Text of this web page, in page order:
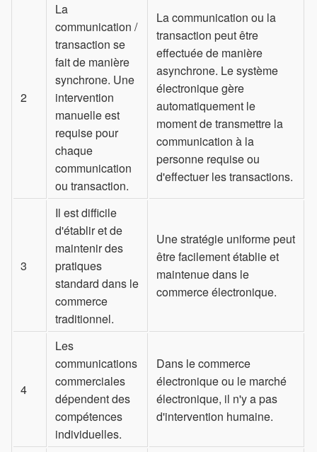
2
La
communication /
transaction se
fait de manière
synchrone. Une
intervention
manuelle est
requise pour
chaque
communication
ou transaction.
La communication ou la
transaction peut être
effectuée de manière
asynchrone. Le système
électronique gère
automatiquement le
moment de transmettre la
communication à la
personne requise ou
d'effectuer les transactions.
3
Il est difficile
d'établir et de
maintenir des
pratiques
standard dans le
commerce
traditionnel.
Une stratégie uniforme peut
être facilement établie et
maintenue dans le
commerce électronique.
4
Les
communications
commerciales
dépendent des
compétences
individuelles.
Dans le commerce
électronique ou le marché
électronique, il n'y a pas
d'intervention humaine.